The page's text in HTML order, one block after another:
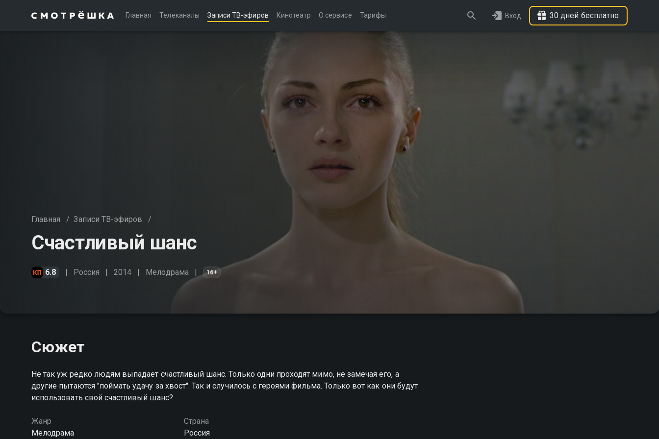
Главная Телеканалы Записи ТВ-эфиров Кинотеатр О сервисе Тарифы Вход 30 дней бесплатно
Главная / Записи ТВ-эфиров /
Счастливый шанс
6.8 Россия 2014 Мелодрама 16+
Сюжет
Не так уж редко людям выпадает счастливый шанс. Только одни проходят мимо, не замечая его, а
другие пытаются "поймать удачу за хвост". Так и случилось с героями фильма. Только вот как они будут
использовать свой счастливый шанс?
Жанр
Мелодрама
Страна
Россия